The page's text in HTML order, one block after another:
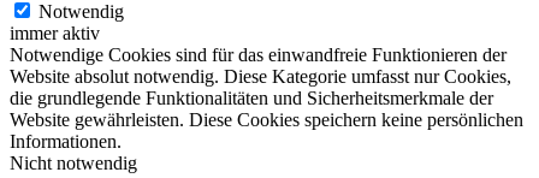
Notwendig
immer aktiv
Notwendige Cookies sind für das einwandfreie Funktionieren der
Website absolut notwendig. Diese Kategorie umfasst nur Cookies,
die grundlegende Funktionalitäten und Sicherheitsmerkmale der
Website gewährleisten. Diese Cookies speichern keine persönlichen
Informationen.
Nicht notwendig